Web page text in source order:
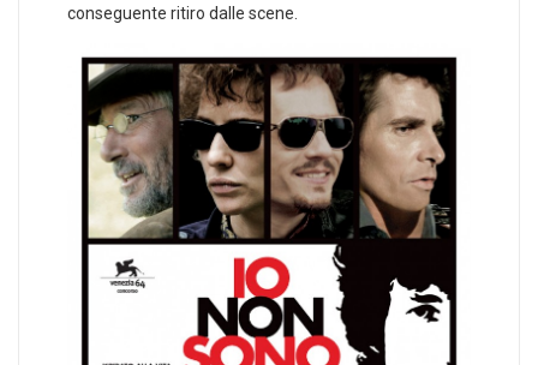
conseguente ritiro dalle scene.